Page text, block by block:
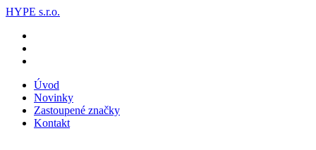
HYPE s.r.o.
Úvod
Novinky
Zastoupené značky
Kontakt